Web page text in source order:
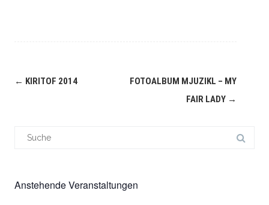
Navigation
← KIRITOF 2014
FOTOALBUM MJUZIKL – MY
FAIR LADY →
Anstehende Veranstaltungen